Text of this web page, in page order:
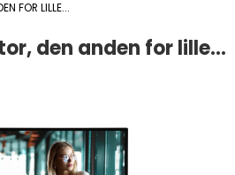
FOR LILLE...
den anden for lille...